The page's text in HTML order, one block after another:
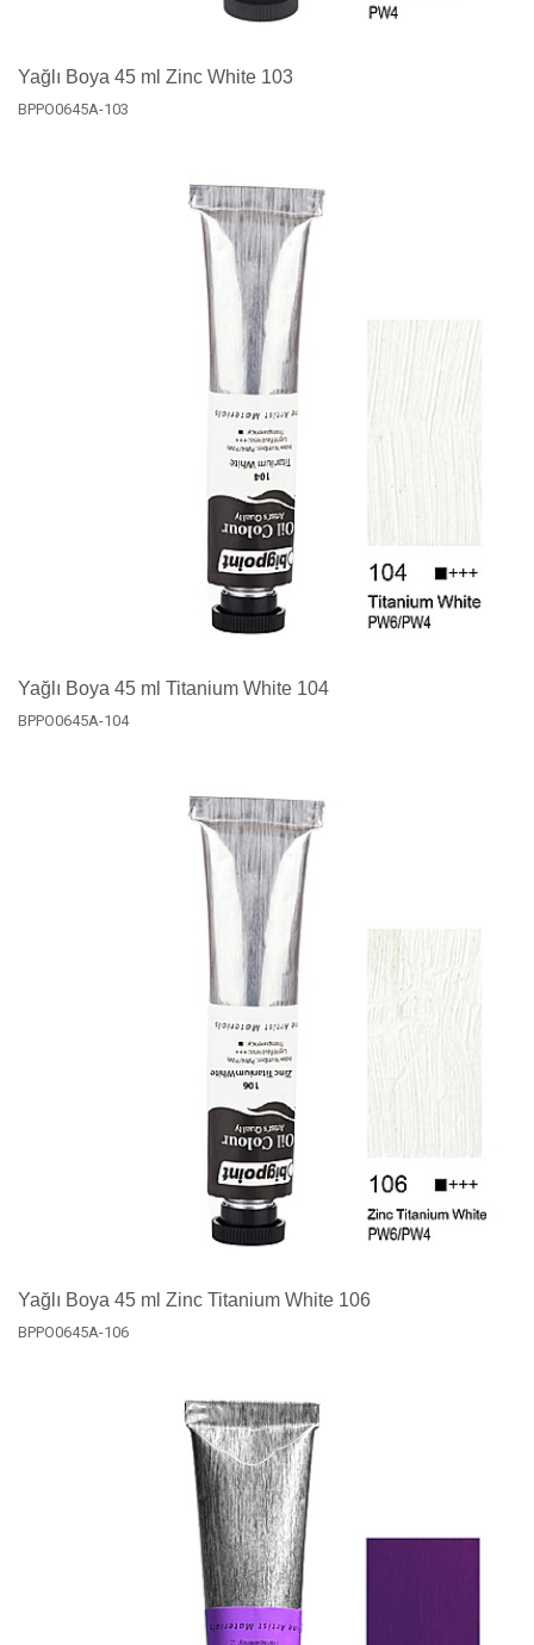
Yağlı Boya 45 ml Zinc White 103
BPPO0645A-103
Yağlı Boya 45 ml Titanium White 104
BPPO0645A-104
Yağlı Boya 45 ml Zinc Titanium White 106
BPPO0645A-106